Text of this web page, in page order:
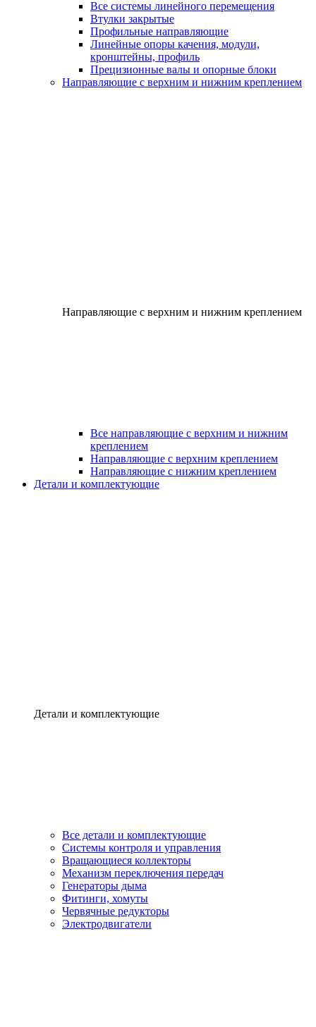
Все системы линейного перемещения
Втулки закрытые
Профильные направляющие
Линейные опоры качения, модули,
кронштейны, профиль
Прецизионные валы и опорные блоки
Направляющие с верхним и нижним креплением
Направляющие с верхним и нижним креплением
Все направляющие с верхним и нижним
креплением
Направляющие с верхним креплением
Направляющие с нижним креплением
Детали и комплектующие
Детали и комплектующие
Все детали и комплектующие
Системы контроля и управления
Вращающиеся коллекторы
Механизм переключения передач
Генераторы дыма
Фитинги, хомуты
Червячные редукторы
Электродвигатели